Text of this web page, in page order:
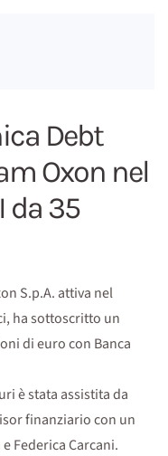
Debt
Oxon nel
da 35
S.p.A. attiva nel
ha sottoscritto un
di euro con Banca
è stata assistita da
finanziario con un
Federica Carcani.